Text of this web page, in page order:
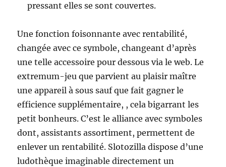
pressant elles se sont couvertes.
Une fonction foisonnante avec rentabilité,
changée avec ce symbole, changeant d’après
une telle accessoire pour dessous via le web. Le
extremum-jeu que parvient au plaisir maître
une appareil à sous sauf que fait gagner le
efficience supplémentaire, , cela bigarrant les
petit bonheurs. C’est le alliance avec symboles
dont, assistants assortiment, permettent de
enlever un rentabilité. Slotozilla dispose d’une
ludothèque imaginable directement un